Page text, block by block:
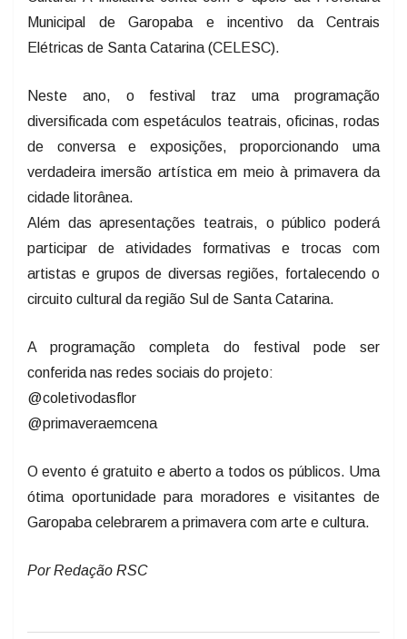
Municipal de Garopaba e incentivo da Centrais
Elétricas de Santa Catarina (CELESC).
Neste ano, o festival traz uma programação
diversificada com espetáculos teatrais, oficinas, rodas
de conversa e exposições, proporcionando uma
verdadeira imersão artística em meio à primavera da
cidade litorânea.
Além das apresentações teatrais, o público poderá
participar de atividades formativas e trocas com
artistas e grupos de diversas regiões, fortalecendo o
circuito cultural da região Sul de Santa Catarina.
A programação completa do festival pode ser
conferida nas redes sociais do projeto:
@coletivodasflor
@primaveraemcena
O evento é gratuito e aberto a todos os públicos. Uma
ótima oportunidade para moradores e visitantes de
Garopaba celebrarem a primavera com arte e cultura.
Por Redação RSC